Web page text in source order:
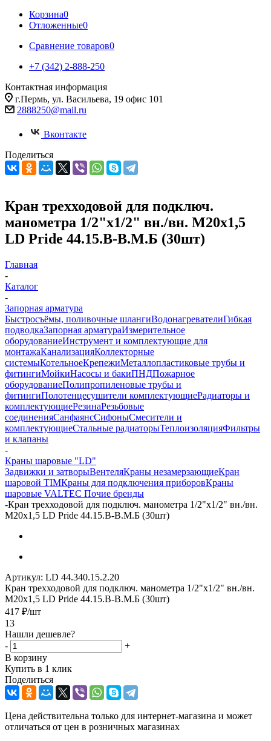
Корзина0
Отложенные0
Сравнение товаров0
+7 (342) 2-888-250
Контактная информация
г.Пермь, ул. Васильева, 19 офис 101
2888250@mail.ru
Вконтакте
Поделиться
Кран трехходовой для подключ.
манометра 1/2"х1/2" вн./вн. М20х1,5
LD Pride 44.15.В-В.М.Б (30шт)
Главная
-
Каталог
-
Запорная арматура
Быстросъёмы, поливочные шлангиВодонагревателиГибкая
подводкаЗапорная арматураИзмерительное
оборудованиеИнструмент и комплектующие для
монтажаКанализацияКоллекторные
системыКотельноеКрепежиМеталлопластиковые трубы и
фитингиМойкиНасосы и бакиПНДПожарное
оборудованиеПолипропиленовые трубы и
фитингиПолотенцесушители комплектующиеРадиаторы и
комплектующиеРезинаРезьбовые
соединенияСанфаянсСифоныСмесители и
комплектующиеСтальные радиаторыТеплоизоляцияФильтры
и клапаны
-
Краны шаровые "LD"
Задвижки и затворыВентеляКраны незамерзающиеКран
шаровой TIMКраны для подключения приборовКраны
шаровые VALTEC Почие бренды
-Кран трехходовой для подключ. манометра 1/2"х1/2" вн./вн.
М20х1,5 LD Pride 44.15.В-В.М.Б (30шт)
Артикул: LD 44.340.15.2.20
Кран трехходовой для подключ. манометра 1/2"х1/2" вн./вн.
М20х1,5 LD Pride 44.15.В-В.М.Б (30шт)
417 ₽/шт
13
Нашли дешевле?
-
+
В корзину
Купить в 1 клик
Поделиться
Цена действительна только для интернет-магазина и может
отличаться от цен в розничных магазинах